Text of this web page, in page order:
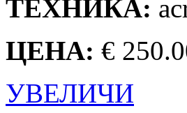
ТЕХНИКА:
ЦЕНА: €
УВЕЛИЧИ